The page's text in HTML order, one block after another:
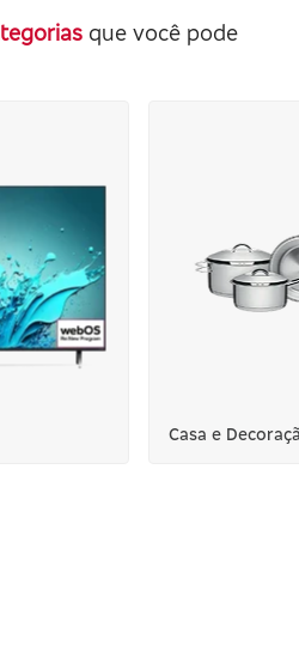
que você pode
Casa e